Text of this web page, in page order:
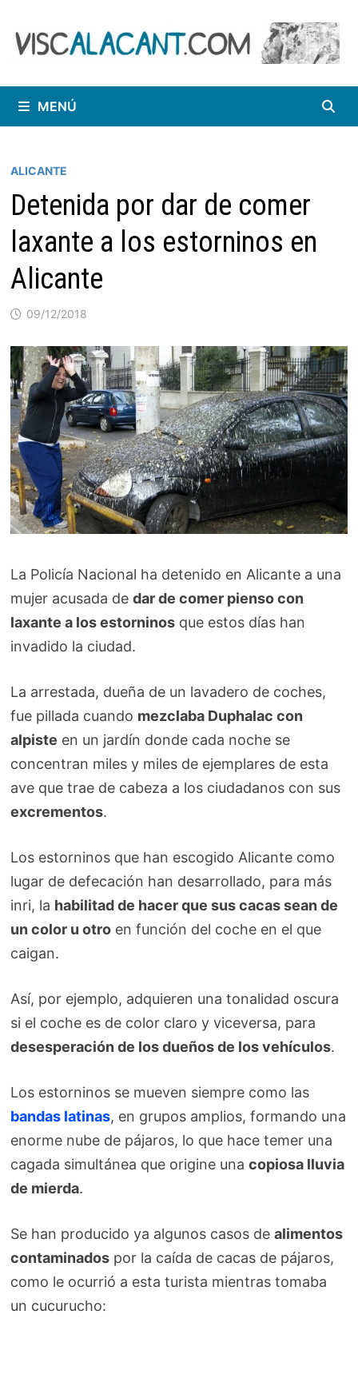
contenido
MENÚ
ALICANTE
Detenida por dar de comer
laxante a los estorninos en
Alicante
09/12/2018
La Policía Nacional ha detenido en Alicante a una
mujer acusada dedar de comer pienso con
laxante a los estorninos que estos días han
invadido la ciudad.
La arrestada, dueña de un lavadero de coches,
fue pillada cuando mezclaba Duphalac con
alpiste en un jardín donde cada noche se
concentran miles y miles de ejemplares de esta
ave que trae de cabeza a los ciudadanos con sus
excrementos.
Los estorninos que han escogido Alicante como
lugar de defecación han desarrollado, para más
inri, la habilitad de hacer que sus cacas sean de
un color u otro en función del coche en el que
caigan.
Así, por ejemplo, adquieren una tonalidad oscura
si el coche es de color claro y viceversa, para
desesperación de los dueños de los vehículos.
Los estorninos se mueven siempre como las
bandas latinas, en grupos amplios, formando una
enorme nube de pájaros, lo que hace temer una
cagada simultánea que origine unacopiosa lluvia
de mierda.
Se han producido ya algunos casos dealimentos
contaminados por la caída de cacas de pájaros,
como le ocurrió a esta turista mientras tomaba
un cucurucho: